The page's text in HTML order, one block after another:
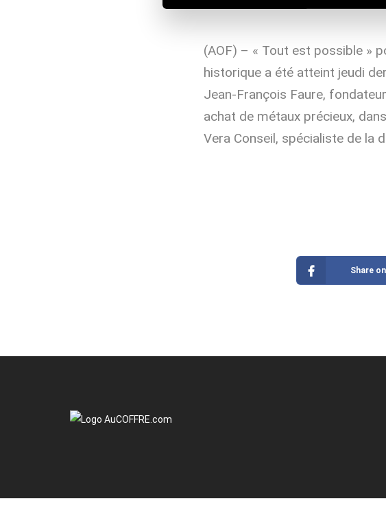
(AOF) – « Tout est possible »
historique a été atteint jeudi
Jean-François Faure,
achat de métaux précieux,
Vera Conseil, spécialiste de la
Share